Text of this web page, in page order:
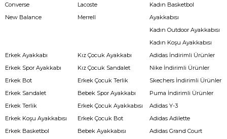
Converse
New Balance
Lacoste
Merrell
Kadın Basketbol
Ayakkabısı
Kadın Outdoor Ayakkabısı
Kadın Koşu Ayakkabısı
Erkek Ayakkabı
Erkek Spor Ayakkabı
Erkek Bot
Erkek Sandalet
Erkek Terlik
Erkek Koşu Ayakkabısı
Erkek Basketbol
Kız Çocuk Ayakkabı
Kız Çocuk Sandalet
Erkek Çocuk Terlik
Bebek Spor Ayakkabı
Erkek Çocuk Ayakkabısı
Erkek Çocuk Bot
Bebek Ayakkabısı
Adidas İndirimli Ürünler
Nike İndirimli Ürünler
Skechers İndirimli Ürünler
Puma İndirimli Ürünler
Adidas Y-3
Adidas Adilette
Adidas Grand Court